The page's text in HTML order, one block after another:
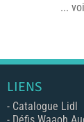
...
LIENS
- Catalogue Lidl